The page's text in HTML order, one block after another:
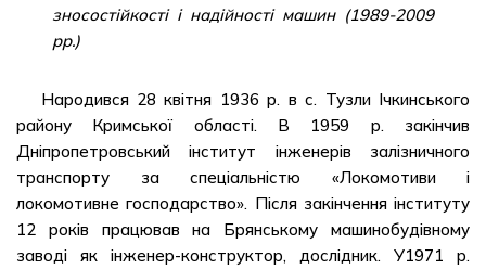
зносостійкості і надійності машин (1989-2009
рр.)
Народився 28 квітня 1936 р. в с. Тузли Ічкинського
району Кримської області. В 1959 р. закінчив
Дніпропетровський інститут інженерів залізничного
транспорту за спеціальністю «Локомотиви і
локомотивне господарство». Після закінчення інституту
12 років працював на Брянському машинобудівному
заводі як інженер-конструктор, дослідник. У1971 р.